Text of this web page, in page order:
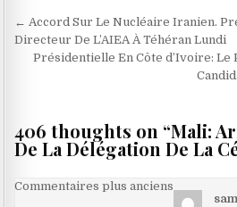
Navigation
de
← Accord Sur Le Nucléaire Iranien.
Directeur De L’AIEA À Téhéran Lundi
Présidentielle En Côte d’Ivoire:
406 thoughts on “Mali:
De La Délégation De La
Navigation
Commentaires plus anciens